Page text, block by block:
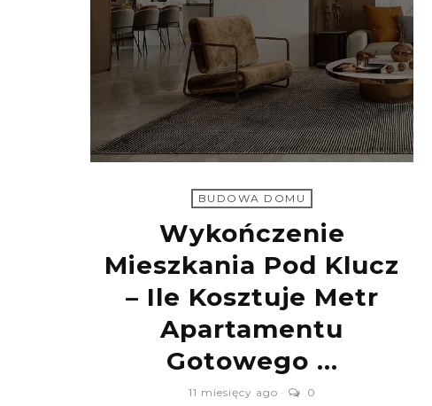
BUDOWA DOMU
Wykończenie
Mieszkania Pod Klucz
– Ile Kosztuje Metr
Apartamentu
Gotowego ...
11 miesięcy ago 0